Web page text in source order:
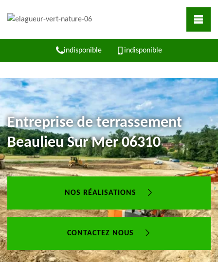
indisponible indisponible
Entreprise de terrassement
Beaulieu Sur Mer 06310
NOS RÉALISATIONS
CONTACTEZ NOUS